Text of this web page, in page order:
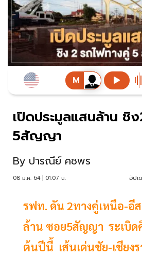
เปิดประมูลแสนล้าน ชิ
5สัญญา
By ปารณีย์ คชพร
08 ม.ค. 64 | 01:07 น. อัปเ
รฟท. ดัน 2ทางคู่เหนือ-อี
ล้าน ซอย5สัญญา ระเบิด
ต้นปีนี้ เส้นเด่นชัย-เชียงร